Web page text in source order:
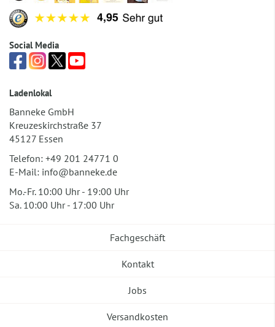
Social Media
Ladenlokal
Banneke GmbH
Kreuzeskirchstraße 37
45127 Essen
Telefon: +49 201 24771 0
E-Mail: info@banneke.de
Mo.-Fr. 10:00 Uhr - 19:00 Uhr
Sa. 10:00 Uhr - 17:00 Uhr
Fachgeschäft
Kontakt
Jobs
Versandkosten